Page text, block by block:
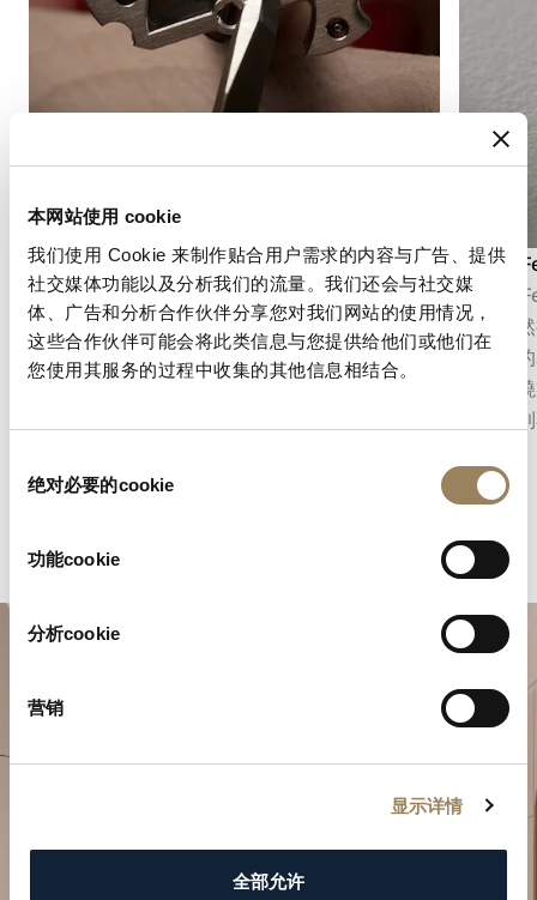
本网站使用 cookie
我们使用 Cookie 来制作贴合用户需求的内容与广告、提供
社交媒体功能以及分析我们的流量。我们还会与社交媒
体、广告和分析合作伙伴分享您对我们网站的使用情况，
这些合作伙伴可能会将此类信息与您提供给他们或他们在
您使用其服务的过程中收集的其他信息相结合。
绝对必要的cookie
功能cookie
分析cookie
营销
显示详情
全部允许
倒角修飾
倒角修飾是指先對機芯部件的邊緣進行倒角，再
加以拋光。這種修飾凸顯部件輪廓，捕捉光線，
並展現細微之處所傾注的精準工藝。
Grand
Grand
盤上，
且明亮
每一次
使其受
規劃您的非凡時刻